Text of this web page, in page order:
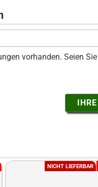
vorhanden. Seien Sie
NICHT LIEFERBAR